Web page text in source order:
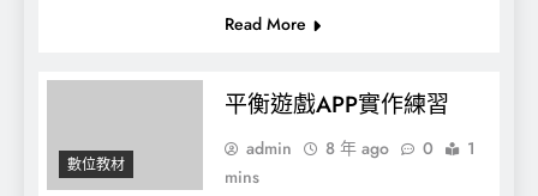
Read More
數位教材
平衡遊戲APP實作練習
admin 8 年 ago 0
1
mins